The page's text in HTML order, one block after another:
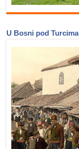
U Bosni pod Turcima